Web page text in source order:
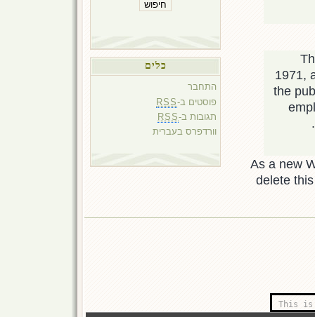
1971,
the
As a new
delete
כלים
התחבר
פוסטים ב-RSS
תגובות ב-RSS
וורדפרס בעברית
This